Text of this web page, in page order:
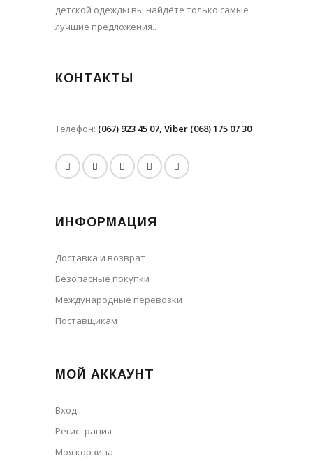
детской одежды вы найдёте только самые
лучшие предложения..
КОНТАКТЫ
Телефон: (067) 923 45 07, Viber (068) 175 07 30
ИНФОРМАЦИЯ
Доставка и возврат
Безопасные покупки
Международные перевозки
Поставщикам
МОЙ АККАУНТ
Вход
Регистрация
Моя корзина